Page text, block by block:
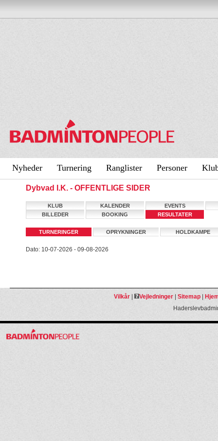
Nyheder Turnering Ranglister Personer
Dybvad I.K. - OFFENTLIGE SIDER
KLUB KALENDER
EVENTS
BILLEDER
BOOKING RESULTATER
TURNERINGER OPRYKNINGER HOLDKAMPE
Dato: 10-07-2026 - 09-08-2026
Vilkår| Vejledninger| Sitemap|